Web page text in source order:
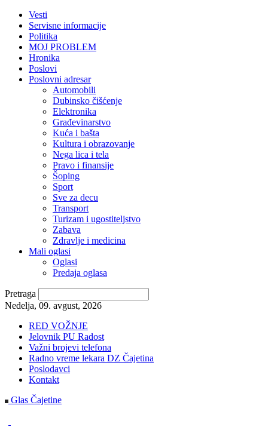
Vesti
Servisne informacije
Politika
MOJ PROBLEM
Hronika
Poslovi
Poslovni adresar
Automobili
Dubinsko čišćenje
Elektronika
Građevinarstvo
Kuća i bašta
Kultura i obrazovanje
Nega lica i tela
Pravo i finansije
Šoping
Sport
Sve za decu
Transport
Turizam i ugostiteljstvo
Zabava
Zdravlje i medicina
Mali oglasi
Oglasi
Predaja oglasa
Pretraga
Nedelja, 09. avgust, 2026
RED VOŽNJE
Jelovnik PU Radost
Važni brojevi telefona
Radno vreme lekara DZ Čajetina
Poslodavci
Kontakt
Glas Čajetine